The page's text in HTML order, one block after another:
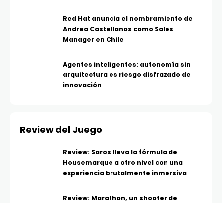
Red Hat anuncia el nombramiento de
Andrea Castellanos como Sales
Manager en Chile
Agentes inteligentes: autonomía sin
arquitectura es riesgo disfrazado de
innovación
Review del Juego
Review: Saros lleva la fórmula de
Housemarque a otro nivel con una
experiencia brutalmente inmersiva
Review: Marathon, un shooter de